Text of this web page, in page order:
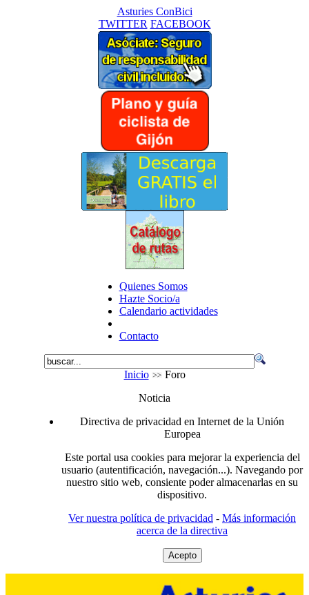
Asturies ConBici
TWITTER FACEBOOK
Quienes Somos
Hazte Socio/a
Calendario actividades
Contacto
Inicio
Foro
Noticia
Directiva de privacidad en Internet de la Unión
Europea
Este portal usa cookies para mejorar la experiencia del
usuario (autentificación, navegación...). Navegando por
nuestro sitio web, consiente poder almacenarlas en su
dispositivo.
Ver nuestra política de privacidad - Más información
acerca de la directiva
Acepto